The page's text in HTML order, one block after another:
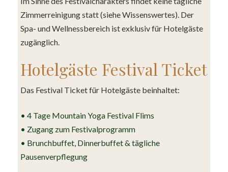
Zimmerreinigung statt (siehe Wissenswertes). Der
Spa- und Wellnessbereich ist exklusiv für Hotelgäste
zugänglich.
Hotelgäste Festival Ticket
Das Festival Ticket für Hotelgäste beinhaltet:
• 4 Tage Mountain Yoga Festival Flims
• Zugang zum Festivalprogramm
• Brunchbuffet, Dinnerbuffet & tägliche
Pausenverpflegung